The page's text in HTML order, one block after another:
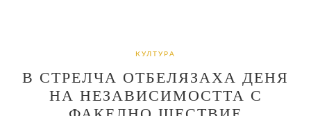
КУЛТУРА
В СТРЕЛЧА ОТБЕЛЯЗАХА ДЕНЯ
НА НЕЗАВИСИМОСТТА С